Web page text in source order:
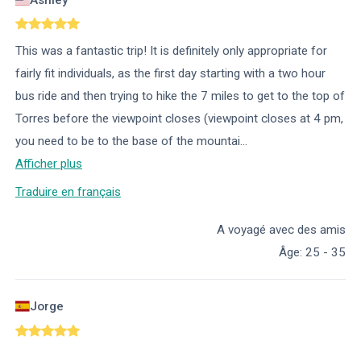
This was a fantastic trip! It is definitely only appropriate for
fairly fit individuals, as the first day starting with a two hour
bus ride and then trying to hike the 7 miles to get to the top of
Torres before the viewpoint closes (viewpoint closes at 4 pm,
you need to be to the base of the mountai...
Afficher plus
Traduire en français
A voyagé avec des amis
Âge: 25 - 35
Jorge